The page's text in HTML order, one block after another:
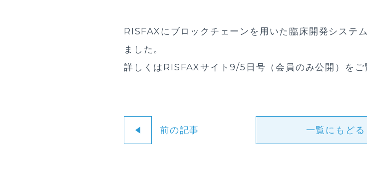
RISFAXにブロックチェーンを用いた臨床開発システ
ました。
詳しくはRISFAXサイト9/5日号（会員のみ公開） をご
前の記事 一覧にもどる